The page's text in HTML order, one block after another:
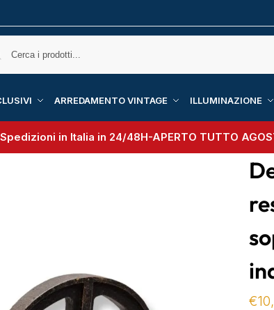
ARREDAMENTO VINTAGE ILLUMINAZIONE
Spedizioni in Italia in 24/48H-APERTO TUTTO
€